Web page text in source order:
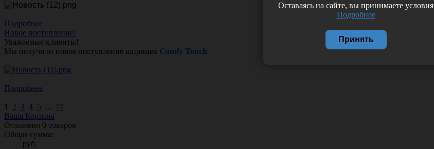
Подробнее
Новое поступление!
Уважаемые клиенты!
Мы получили новое поступление шприцев Comfy Touch
Подробнее
1 2 3 4 5 ... 77
Ваша Корзина
Отложено 0 товаров
Общая сумма:
руб.
Оставаясь на сайте, вы принимаете условия
Подробнее
Принять